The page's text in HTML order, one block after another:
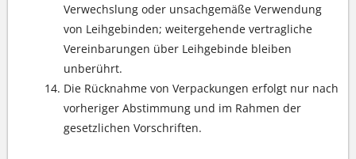
Verwechslung oder unsachgemäße Verwendung
von Leihgebinden; weitergehende vertragliche
Vereinbarungen über Leihgebinde bleiben
unberührt.
Die Rücknahme von Verpackungen erfolgt nur nach
vorheriger Abstimmung und im Rahmen der
gesetzlichen Vorschriften.